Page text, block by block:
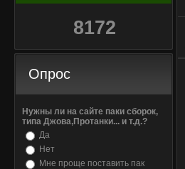
8172
Опрос
Нужны ли на сайте паки сборок,
типа Джова,Протанки... и т.д.?
Да
Нет
Мне проще поставить пак